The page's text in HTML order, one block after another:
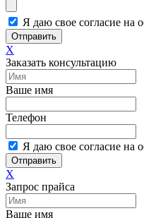
Я даю свое согласие на
Отправить
X
Заказать консультацию
Ваше имя
Телефон
Я даю свое согласие на
Отправить
X
Запрос прайса
Ваше имя